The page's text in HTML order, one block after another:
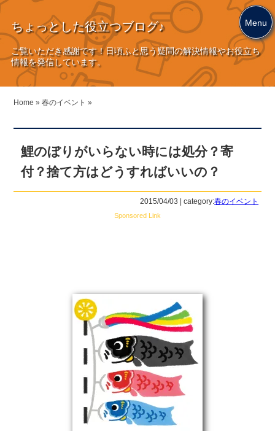
ちょっとした役立つブログ♪
ご覧いただき感謝です！日頃ふと思う疑問の解決情報やお役立ち
情報を発信しています。
Home » 春のイベント »
鯉のぼりがいらない時には処分？寄
付？捨て方はどうすればいいの？
2015/04/03 | category:春のイベント
Sponsored Link
Menu